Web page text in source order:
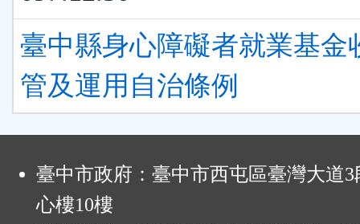
臺中縣身心障礙者就業基金
管及運用自治條例
臺中市政府：臺中市西屯區臺灣大道3
心樓10樓